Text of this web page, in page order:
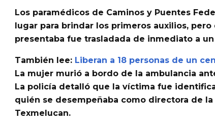
Los paramédicos de Caminos y Puentes
lugar para brindar los primeros auxilios, pero
presentaba fue trasladada de inmediato a
También lee: Liberan a 18 personas de un
La mujer murió a bordo de la ambulancia
La policía detalló que la víctima fue
quién se desempeñaba como directora de la
Texmelucan.